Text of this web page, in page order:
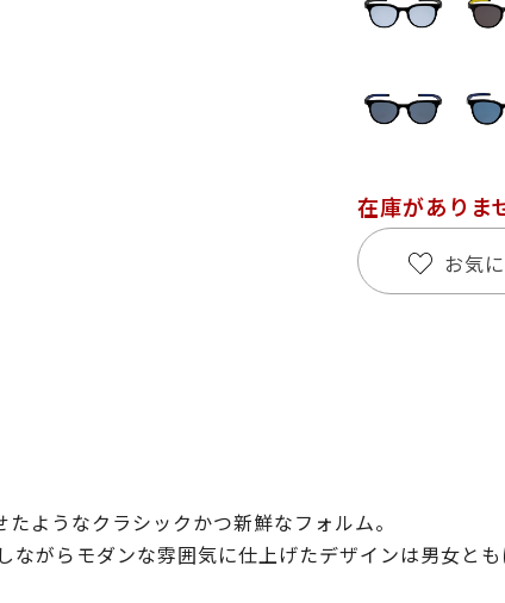
在庫がありま
お気
ようなクラシックかつ新鮮なフォルム。
がらモダンな雰囲気に仕上げたデザインは男女と